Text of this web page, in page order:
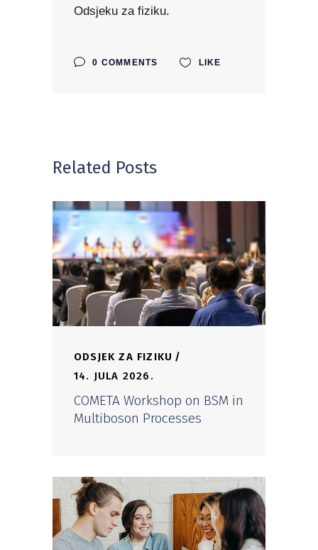
Odsjeku za fiziku.
0 COMMENTS LIKE
Related Posts
ODSJEK ZA FIZIKU
14. JULA 2026.
COMETA Workshop on BSM in
Multiboson Processes